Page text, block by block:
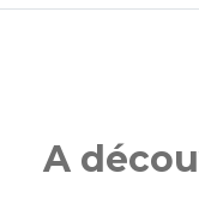
A